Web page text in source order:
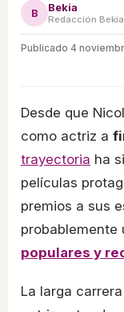
B Bekia
Redacción
Publicado 4
Desde que
como actriz a
trayectoria ha
películas
premios a sus
probablemente
populares y
La larga